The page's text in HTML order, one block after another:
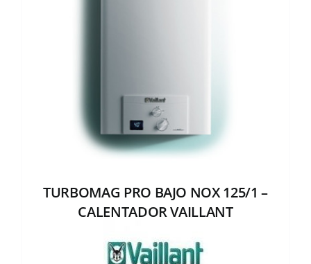
TURBOMAG PRO BAJO NOX 125/1 –
CALENTADOR VAILLANT